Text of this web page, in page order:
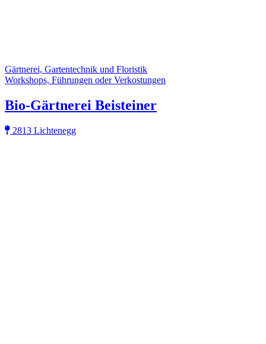
Gärtnerei, Gartentechnik und Floristik
Workshops, Führungen oder Verkostungen
Bio-Gärtnerei Beisteiner
2813 Lichtenegg